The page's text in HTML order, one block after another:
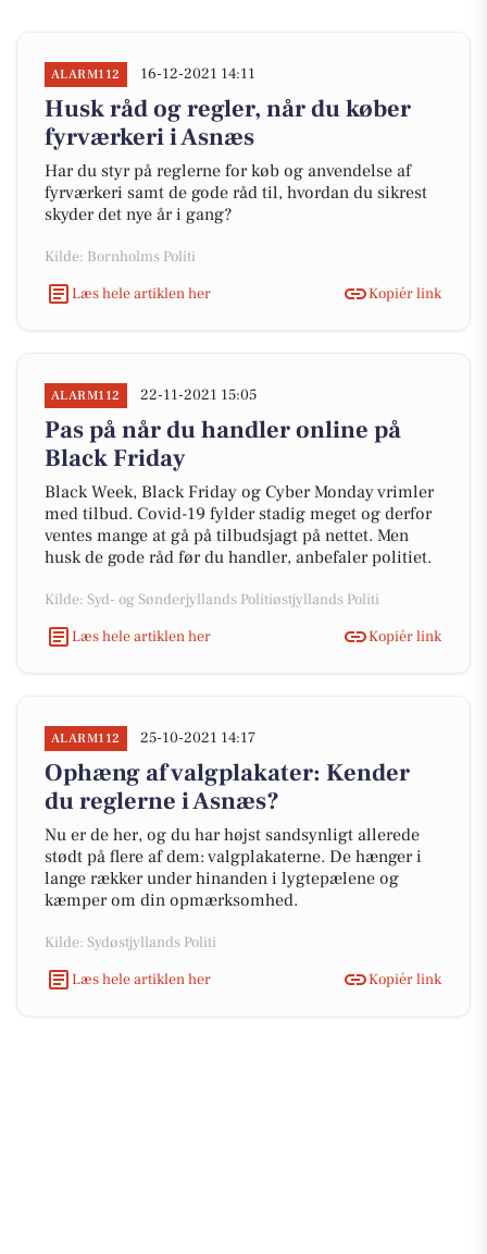
ALARM112 16-12-2021 14:11
Husk råd og regler, når du køber
fyrværkeri i Asnæs
Har du styr på reglerne for køb og anvendelse af
fyrværkeri samt de gode råd til, hvordan du sikrest
skyder det nye år i gang?
Kilde: Bornholms Politi
Læs hele artiklen her
Kopiér link
ALARM112 22-11-2021 15:05
Pas på når du handler online på
Black Friday
Black Week, Black Friday og Cyber Monday vrimler
med tilbud. Covid-19 fylder stadig meget og derfor
ventes mange at gå på tilbudsjagt på nettet. Men
husk de gode råd før du handler, anbefaler politiet.
Kilde: Syd- og Sønderjyllands Politiøstjyllands Politi
Læs hele artiklen her
Kopiér link
ALARM112 25-10-2021 14:17
Ophæng af valgplakater: Kender
du reglerne i Asnæs?
Nu er de her, og du har højst sandsynligt allerede
stødt på flere af dem: valgplakaterne. De hænger i
lange rækker under hinanden i lygtepælene og
kæmper om din opmærksomhed.
Kilde: Sydøstjyllands Politi
Læs hele artiklen her
Kopiér link